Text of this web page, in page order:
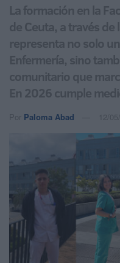
La formación en la
de Ceuta, a través
representa no solo
Enfermería, sino
comunitario que
En 2026 cumple
Por Paloma Abad 12/